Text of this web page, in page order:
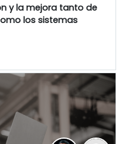
y la mejora tanto de
los sistemas